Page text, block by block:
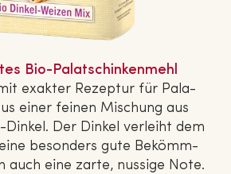
Bio-Pa­la­tschin­ken­mehl
exakter Rezeptur für Pa­la­
einer feinen Mischung aus
Dinkel. Der Dinkel verleiht dem
besonders gute Be­kömm­
auch eine zarte, nussige Note.